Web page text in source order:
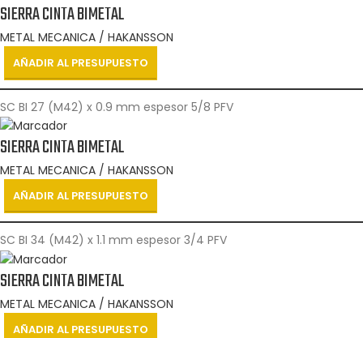
SIERRA CINTA BIMETAL
METAL MECANICA / HAKANSSON
AÑADIR AL PRESUPUESTO
SC BI 27 (M42) x 0.9 mm espesor 5/8 PFV
SIERRA CINTA BIMETAL
METAL MECANICA / HAKANSSON
AÑADIR AL PRESUPUESTO
SC BI 34 (M42) x 1.1 mm espesor 3/4 PFV
SIERRA CINTA BIMETAL
METAL MECANICA / HAKANSSON
AÑADIR AL PRESUPUESTO